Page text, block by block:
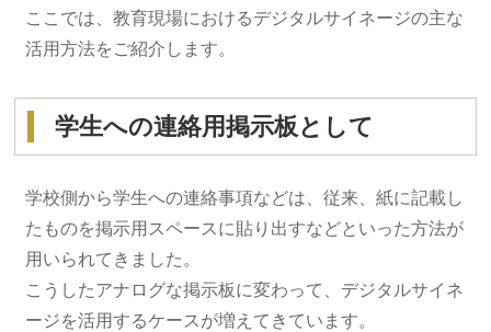
ここでは、教育現場におけるデジタルサイネージの主な
活用方法をご紹介します。
学生への連絡用掲示板として
学校側から学生への連絡事項などは、従来、紙に記載し
たものを掲示用スペースに貼り出すなどといった方法が
用いられてきました。
こうしたアナログな掲示板に変わって、デジタルサイネ
ージを活用するケースが増えてきています。